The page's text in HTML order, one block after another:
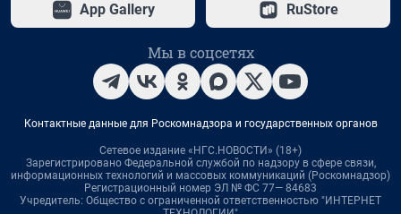
App Gallery RuStore
Мы в соцсетях
Контактные данные для Роскомнадзора и государственных органов
Сетевое издание «НГС.НОВОСТИ» (18+)
Зарегистрировано Федеральной службой по надзору в сфере связи,
информационных технологий и массовых коммуникаций (Роскомнадзор)
Регистрационный номер ЭЛ № ФС 77— 84683
Учредитель: Общество с ограниченной ответственностью "ИНТЕРНЕТ